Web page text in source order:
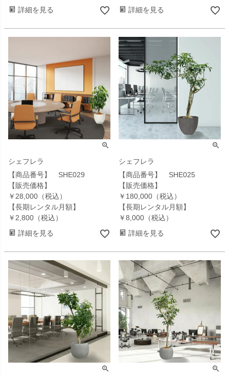
詳細を見る
詳細を見る
シェフレラ
【商品番号】 SHE029
【販売価格】
￥28,000（税込）
【長期レンタル月額】
￥2,800（税込）
詳細を見る
シェフレラ
【商品番号】 SHE025
【販売価格】
￥180,000（税込）
【長期レンタル月額】
￥8,000（税込）
詳細を見る